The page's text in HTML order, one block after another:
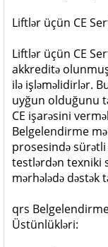
Liftlər üçün CE
Liftlər üçün CE
akkreditə
ilə işləməlidirlər.
uyğun olduğunu
CE işarəsini
Belgelendirme
prosesində
testlərdən texniki
mərhələdə dəstək
qrs Belgelendirme
Üstünlükləri: